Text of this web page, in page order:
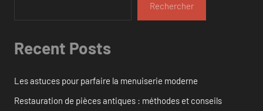
Rechercher
Recent Posts
Les astuces pour parfaire la menuiserie moderne
Restauration de pièces antiques : méthodes et conseils